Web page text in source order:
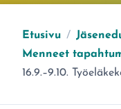
Etusivu /
Menneet
Olet täällä:
16.9.–9.10.